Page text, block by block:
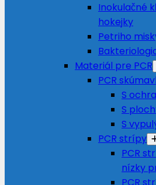
Inokulačné
hokejky
Petriho
Materiál pre PCR
PCR
S
S
S
PCR strípy
PCR
nízky